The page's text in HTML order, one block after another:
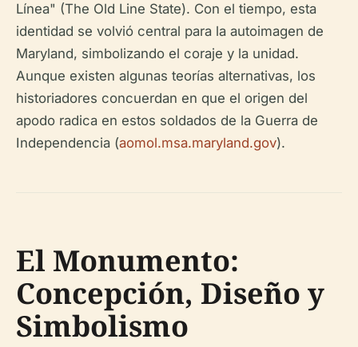
Línea" (The Old Line State). Con el tiempo, esta
identidad se volvió central para la autoimagen de
Maryland, simbolizando el coraje y la unidad.
Aunque existen algunas teorías alternativas, los
historiadores concuerdan en que el origen del
apodo radica en estos soldados de la Guerra de
Independencia (aomol.msa.maryland.gov).
El Monumento:
Concepción, Diseño y
Simbolismo